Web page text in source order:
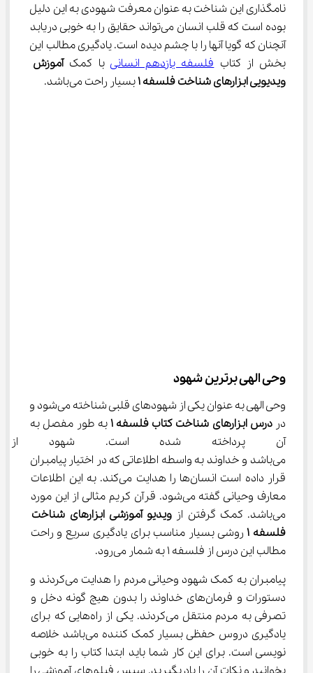
نامگذاری این شناخت به عنوان معرفت شهودی به این دلیل
بوده است که قلب انسان می‌تواند حقایق را به خوبی دریابد
آنچنان که گویا آنها را با چشم دیده است. یادگیری مطالب این
بخش از کتاب فلسفه یازدهم انسانی با کمک آموزش
ویدیویی ابزارهای شناخت فلسفه ۱ بسیار راحت می‌باشد.
وحی الهی برترین شهود
وحی الهی به عنوان یکی از شهودهای قلبی شناخته می‌شود و
در درس ابزارهای شناخت کتاب فلسفه ۱ به طور مفصل به
آن پرداخته شده است. شهود از
می‌باشد و خداوند به واسطه اطلاعاتی که در اختیار پیامبران
قرار داده است انسان‌ها را هدایت می‌کند. به این اطلاعات
معارف وحیانی گفته می‌شود. قرآن کریم مثالی از این مورد
می‌باشد. کمک گرفتن از
ویدیو آموزشی ابزارهای شناخت
فلسفه ۱ روشی بسیار مناسب برای یادگیری سریع و راحت
مطالب این درس از فلسفه ۱ به شمار می‌رود.
پیامبران به کمک شهود وحیانی مردم را هدایت می‌کردند و
دستورات و فرمان‌های خداوند را بدون هیچ گونه دخل و
تصرفی به مردم منتقل می‌کردند. یکی از راه‌هایی که برای
یادگیری دروس حفظی بسیار کمک کننده می‌باشد خلاصه
نویسی است. برای این کار شما باید ابتدا کتاب را به خوبی